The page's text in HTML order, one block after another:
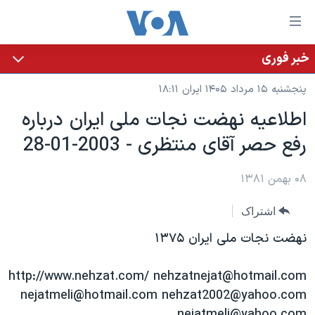
لینکهای
قابل
دسترسی
جهش
محتوای
اصلی
جهش
به
اصلی
جهش
جستجو
خانه
نسخه سبک وب‌سایت
موضوع ها
ایران
آمریکا
ویژه برنامه‌ها
برنامه های تلویزیونی
جدول برنامه ها
صفحه‌های ویژه
۲۵۰سالگی آمریکا
بایگانی برنامه‌های تلویزیونی
یادگیری زبان انگلیسی
خبر فوری
پنجشنبه ۱۵ مرداد ۱۴۰۵ ایران ۱۸:۱۱
اطلاعيه نهضت نجات ملی ايران درباره
رفع حصر آقای منتظری - 2003-01-28
۰۸ بهمن ۱۳۸۱
اشتراک
نهضت نجات ملی ايران ١٣٧۵
http://www.nehzat.com/ nehzatnejat@hotmail.com
nejatmeli@hotmail.com nehzat2002@yahoo.com